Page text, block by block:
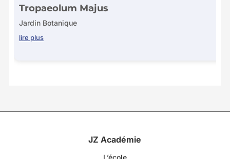
Tropaeolum Majus
Jardin Botanique
lire plus
JZ Académie